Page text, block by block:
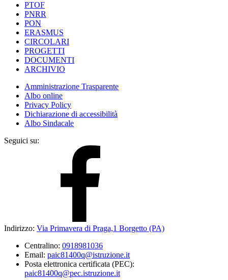
PTOF
PNRR
PON
ERASMUS
CIRCOLARI
PROGETTI
DOCUMENTI
ARCHIVIO
Amministrazione Trasparente
Albo online
Privacy Policy
Dichiarazione di accessibilità
Albo Sindacale
Seguici su:
Indirizzo: Via Primavera di Praga,1 Borgetto (PA)
Centralino: 0918981036
Email: paic81400q@istruzione.it
Posta elettronica certificata (PEC):
paic81400q@pec.istruzione.it